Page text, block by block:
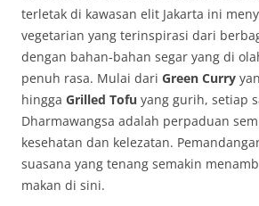
terletak di kawasan elit Jakarta ini
vegetarian yang terinspirasi dari
dengan bahan-bahan segar yang di
penuh rasa. Mulai dari Green Curry
hingga Grilled Tofu yang gurih, setiap
Dharmawangsa adalah perpaduan
kesehatan dan kelezatan.
suasana yang tenang semakin
makan di sini.